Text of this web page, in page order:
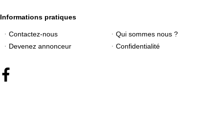
Informations pratiques
Contactez-nous
Qui sommes nous ?
Devenez annonceur
Confidentialité